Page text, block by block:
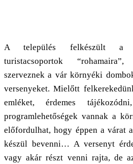
A település felkészült a
turistacsoportok
szerveznek a vár környéki
versenyeket. Mielőtt
emléket, érdemes
programlehetőségek vannak a
előfordulhat, hogy éppen a várat
készül bevenni… A versenyt
vagy akár részt venni rajta, de